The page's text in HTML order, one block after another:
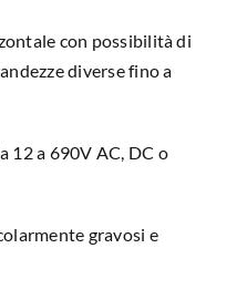
con possibilità di
diverse fino a
12 a 690V AC, DC o
gravosi e